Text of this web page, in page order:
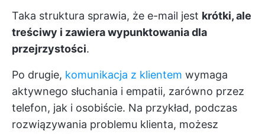
Taka struktura sprawia, że e-mail jest krótki, ale
treściwy i zawiera wypunktowania dla
przejrzystości.
Po drugie, komunikacja z klientem wymaga
aktywnego słuchania i empatii, zarówno przez
telefon, jak i osobiście. Na przykład, podczas
rozwiązywania problemu klienta, możesz